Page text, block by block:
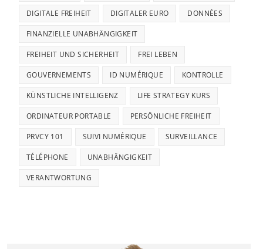
DIGITALE FREIHEIT DIGITALER EURO DONNÉES
FINANZIELLE UNABHÄNGIGKEIT
FREIHEIT UND SICHERHEIT FREI LEBEN
GOUVERNEMENTS ID NUMÉRIQUE KONTROLLE
KÜNSTLICHE INTELLIGENZ LIFE STRATEGY KURS
ORDINATEUR PORTABLE PERSÖNLICHE FREIHEIT
PRVCY 101 SUIVI NUMÉRIQUE SURVEILLANCE
TÉLÉPHONE UNABHÄNGIGKEIT
VERANTWORTUNG